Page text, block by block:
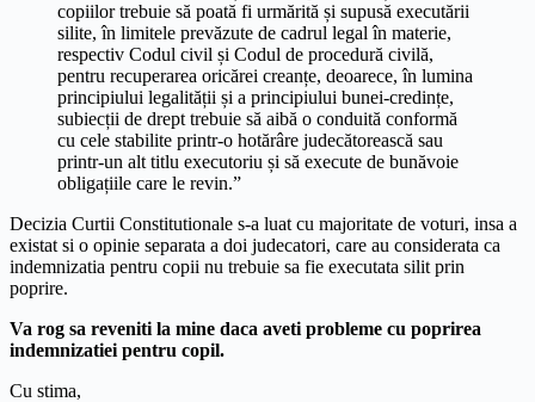
copiilor trebuie să poată fi urmărită și supusă executării
silite, în limitele prevăzute de cadrul legal în materie,
respectiv Codul civil și Codul de procedură civilă,
pentru recuperarea oricărei creanțe, deoarece, în lumina
principiului legalității și a principiului bunei-credințe,
subiecții de drept trebuie să aibă o conduită conformă
cu cele stabilite printr-o hotărâre judecătorească sau
printr-un alt titlu executoriu și să execute de bunăvoie
obligațiile care le revin.”
Decizia Curtii Constitutionale s-a luat cu majoritate de voturi, insa a
existat si o opinie separata a doi judecatori, care au considerata ca
indemnizatia pentru copii nu trebuie sa fie executata silit prin
poprire.
Va rog sa reveniti la mine daca aveti probleme cu poprirea
indemnizatiei pentru copil.
Cu stima,